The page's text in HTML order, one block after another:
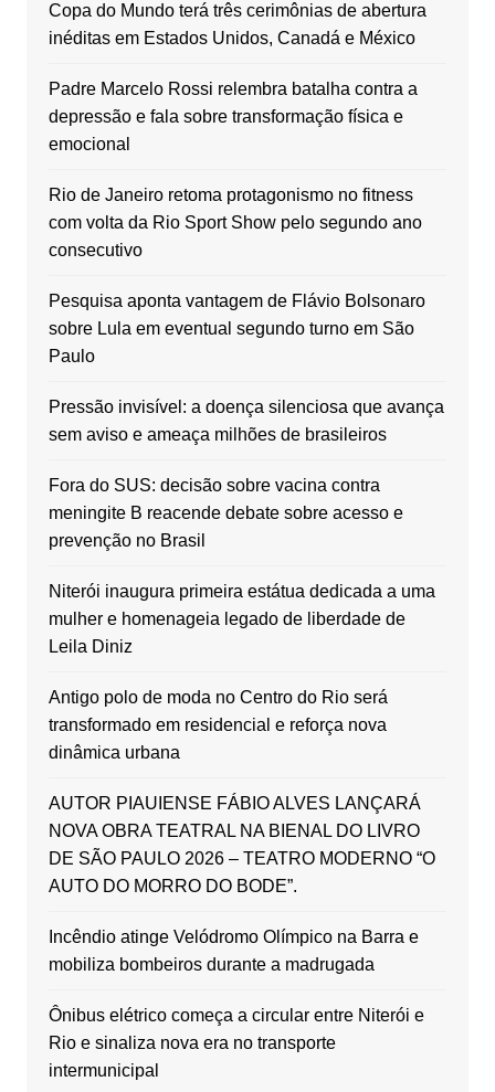
Copa do Mundo terá três cerimônias de abertura
inéditas em Estados Unidos, Canadá e México
Padre Marcelo Rossi relembra batalha contra a
depressão e fala sobre transformação física e
emocional
Rio de Janeiro retoma protagonismo no fitness
com volta da Rio Sport Show pelo segundo ano
consecutivo
Pesquisa aponta vantagem de Flávio Bolsonaro
sobre Lula em eventual segundo turno em São
Paulo
Pressão invisível: a doença silenciosa que avança
sem aviso e ameaça milhões de brasileiros
Fora do SUS: decisão sobre vacina contra
meningite B reacende debate sobre acesso e
prevenção no Brasil
Niterói inaugura primeira estátua dedicada a uma
mulher e homenageia legado de liberdade de
Leila Diniz
Antigo polo de moda no Centro do Rio será
transformado em residencial e reforça nova
dinâmica urbana
AUTOR PIAUIENSE FÁBIO ALVES LANÇARÁ
NOVA OBRA TEATRAL NA BIENAL DO LIVRO
DE SÃO PAULO 2026 – TEATRO MODERNO “O
AUTO DO MORRO DO BODE”.
Incêndio atinge Velódromo Olímpico na Barra e
mobiliza bombeiros durante a madrugada
Ônibus elétrico começa a circular entre Niterói e
Rio e sinaliza nova era no transporte
intermunicipal